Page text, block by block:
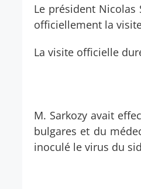
Le président
officiellement la
La visite officielle
M. Sarkozy avait
bulgares et du
inoculé le virus du